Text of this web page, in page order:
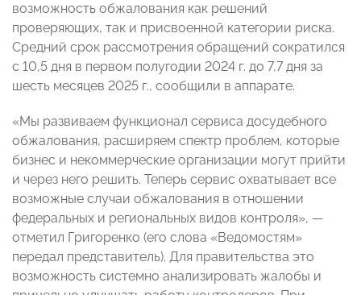
возможность обжалования как решений
проверяющих, так и присвоенной категории риска.
Средний срок рассмотрения обращений сократился
с 10,5 дня в первом полугодии 2024 г. до 7,7 дня за
шесть месяцев 2025 г., сообщили в аппарате.
«Мы развиваем функционал сервиса досудебного
обжалования, расширяем спектр проблем, которые
бизнес и некоммерческие организации могут прийти
и через него решить. Теперь сервис охватывает все
возможные случаи обжалования в отношении
федеральных и региональных видов контроля», —
отметил Григоренко (его слова «Ведомостям»
передал представитель). Для правительства это
возможность системно анализировать жалобы и